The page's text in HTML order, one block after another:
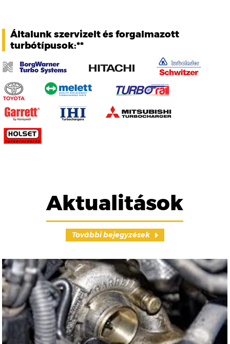
Általunk szervizelt és forgalmazott
turbótípusok:**
Aktualitások
További bejegyzések